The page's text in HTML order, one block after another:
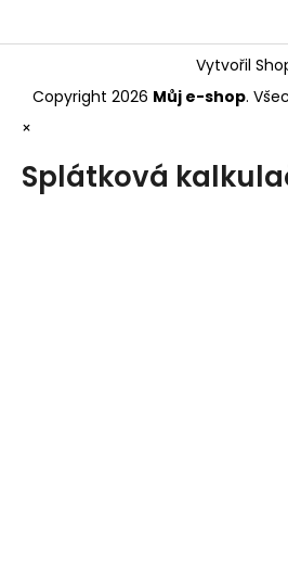
Vytvořil
Copyright 2026 Můj e-shop.
×
Splátková